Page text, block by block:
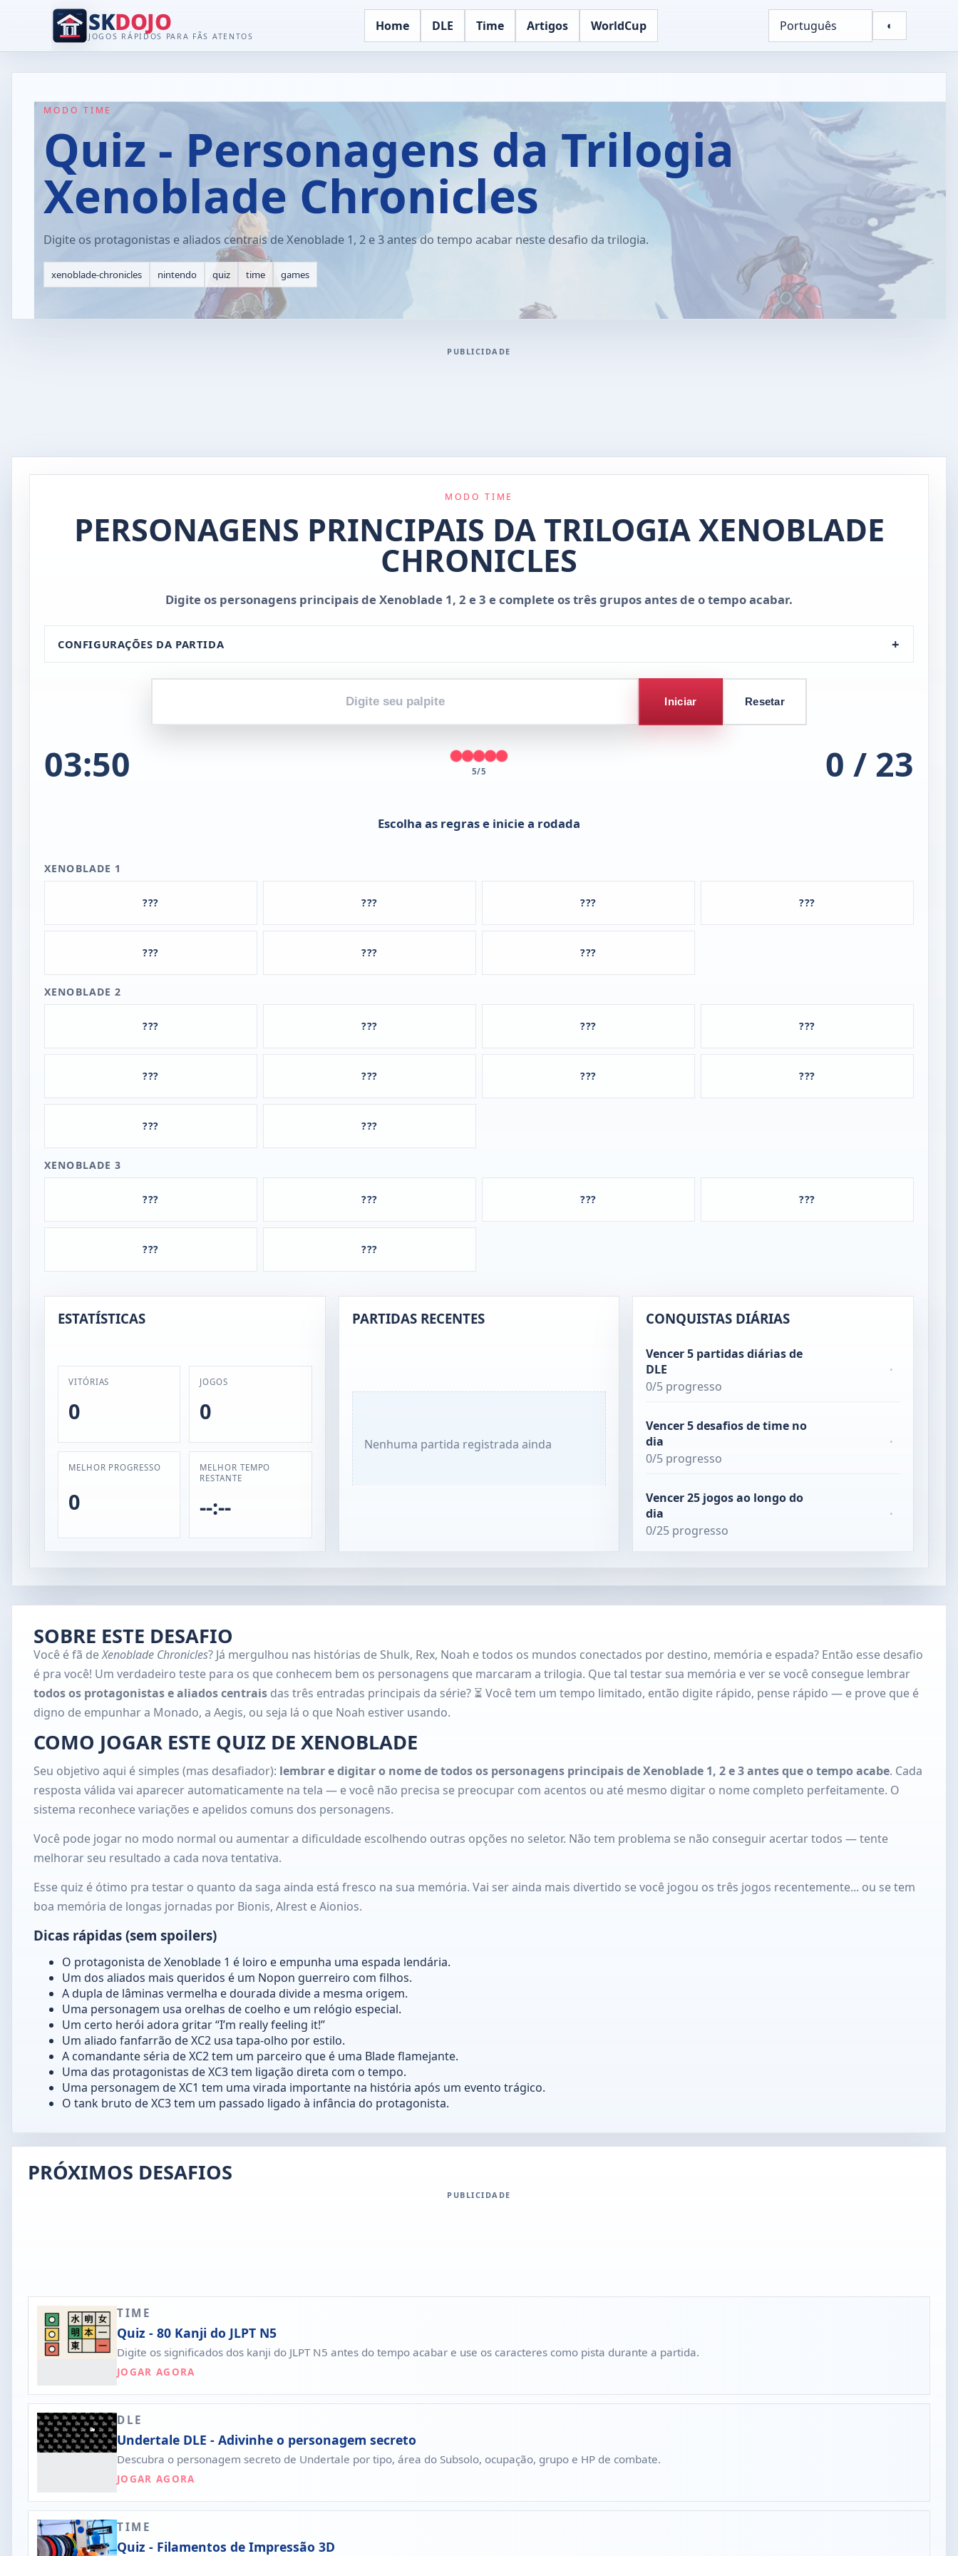
SKDOJO
JOGOS RÁPIDOS PARA FÃS ATENTOS
Home DLE Time Artigos WorldCup Português ◐
MODO TIME
Quiz - Personagens da Trilogia
Xenoblade Chronicles
Digite os protagonistas e aliados centrais de Xenoblade 1, 2 e 3 antes do tempo acabar neste desafio da trilogia.
xenoblade-chronicles nintendo quiz time games
PUBLICIDADE
MODO TIME
PERSONAGENS PRINCIPAIS DA TRILOGIA XENOBLADE
CHRONICLES
Digite os personagens principais de Xenoblade 1, 2 e 3 e complete os três grupos antes de o tempo acabar.
CONFIGURAÇÕES DA PARTIDA
seu
Iniciar Resetar
03:50 5/5 0 / 23
Escolha as regras e inicie a rodada
XENOBLADE 1
??? ??? ??? ???
??? ??? ???
XENOBLADE 2
??? ??? ??? ???
??? ??? ??? ???
??? ???
XENOBLADE 3
??? ??? ??? ???
??? ???
ESTATÍSTICAS
VITÓRIAS
0
JOGOS
0
MELHOR PROGRESSO
0
MELHOR TEMPO
RESTANTE
--:--
PARTIDAS RECENTES
Nenhuma partida registrada ainda
CONQUISTAS DIÁRIAS
Vencer 5 partidas diárias de
DLE
0/5 progresso
·
Vencer 5 desafios de time no
dia
0/5 progresso
·
Vencer 25 jogos ao longo do
dia
0/25 progresso
·
SOBRE ESTE DESAFIO
Você é fã deXenoblade Chronicles? Já mergulhou nas histórias de Shulk, Rex, Noah e todos os mundos conectados por destino, memória e espada? Então esse desafio
é pra você! Um verdadeiro teste para os que conhecem bem os personagens que marcaram a trilogia. Que tal testar sua memória e ver se você consegue lembrar
todos os protagonistas e aliados centraisdas três entradas principais da série? ⏳ Você tem um tempo limitado, então digite rápido, pense rápido — e prove que é
digno de empunhar a Monado, a Aegis, ou seja lá o que Noah estiver usando.
COMO JOGAR ESTE QUIZ DE XENOBLADE
Seu objetivo aqui é simples (mas desafiador): lembrar e digitar o nome de todos os personagens principais de Xenoblade 1, 2 e 3 antes que o tempo acabe. Cada
resposta válida vai aparecer automaticamente na tela — e você não precisa se preocupar com acentos ou até mesmo digitar o nome completo perfeitamente. O
sistema reconhece variações e apelidos comuns dos personagens.
Você pode jogar no modo normal ou aumentar a dificuldade escolhendo outras opções no seletor. Não tem problema se não conseguir acertar todos — tente
melhorar seu resultado a cada nova tentativa.
Esse quiz é ótimo pra testar o quanto da saga ainda está fresco na sua memória. Vai ser ainda mais divertido se você jogou os três jogos recentemente... ou se tem
boa memória de longas jornadas por Bionis, Alrest e Aionios.
Dicas rápidas (sem spoilers)
O protagonista de Xenoblade 1 é loiro e empunha uma espada lendária.
Um dos aliados mais queridos é um Nopon guerreiro com filhos.
A dupla de lâminas vermelha e dourada divide a mesma origem.
Uma personagem usa orelhas de coelho e um relógio especial.
Um certo herói adora gritar “I’m really feeling it!”
Um aliado fanfarrão de XC2 usa tapa-olho por estilo.
A comandante séria de XC2 tem um parceiro que é uma Blade flamejante.
Uma das protagonistas de XC3 tem ligação direta com o tempo.
Uma personagem de XC1 tem uma virada importante na história após um evento trágico.
O tank bruto de XC3 tem um passado ligado à infância do protagonista.
PRÓXIMOS DESAFIOS
PUBLICIDADE
TIME
Quiz - 80 Kanji do JLPT N5
Digite os significados dos kanji do JLPT N5 antes do tempo acabar e use os caracteres como pista durante a partida.
JOGAR AGORA
DLE
Undertale DLE - Adivinhe o personagem secreto
Descubra o personagem secreto de Undertale por tipo, área do Subsolo, ocupação, grupo e HP de combate.
JOGAR AGORA
TIME
Quiz - Filamentos de Impressão 3D